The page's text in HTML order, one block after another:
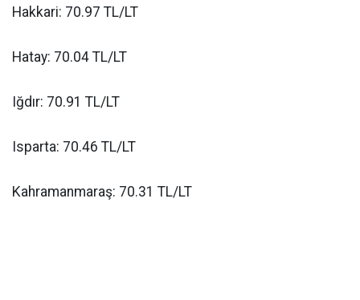
Hakkari: 70.97 TL/LT
Hatay: 70.04 TL/LT
Iğdır: 70.91 TL/LT
Isparta: 70.46 TL/LT
Kahramanmaraş: 70.31 TL/LT